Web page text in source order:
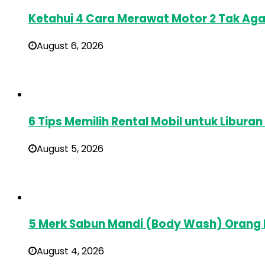
Ketahui 4 Cara Merawat Motor 2 Tak
August 6, 2026
6 Tips Memilih Rental Mobil untuk
August 5, 2026
5 Merk Sabun Mandi (Body Wash)
August 4, 2026